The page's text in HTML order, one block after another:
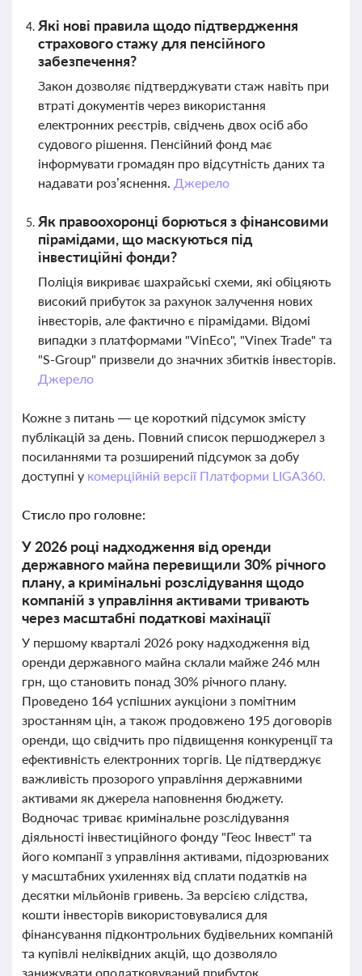
Які нові правила щодо підтвердження
страхового стажу для пенсійного
забезпечення?
Закон дозволяє підтверджувати стаж навіть при
втраті документів через використання
електронних реєстрів, свідчень двох осіб або
судового рішення. Пенсійний фонд має
інформувати громадян про відсутність даних та
надавати роз’яснення. Джерело
Як правоохоронці борються з фінансовими
пірамідами, що маскуються під
інвестиційні фонди?
Поліція викриває шахрайські схеми, які обіцяють
високий прибуток за рахунок залучення нових
інвесторів, але фактично є пірамідами. Відомі
випадки з платформами "VinEco", "Vinex Trade" та
"S-Group" призвели до значних збитків інвесторів.
Джерело
Кожне з питань — це короткий підсумок змісту
публікацій за день. Повний список першоджерел з
посиланнями та розширений підсумок за добу
доступні у комерційній версії Платформи LIGA360.
Стисло про головне:
У 2026 році надходження від оренди
державного майна перевищили 30% річного
плану, а кримінальні розслідування щодо
компаній з управління активами тривають
через масштабні податкові махінації
У першому кварталі 2026 року надходження від
оренди державного майна склали майже 246 млн
грн, що становить понад 30% річного плану.
Проведено 164 успішних аукціони з помітним
зростанням цін, а також продовжено 195 договорів
оренди, що свідчить про підвищення конкуренції та
ефективність електронних торгів. Це підтверджує
важливість прозорого управління державними
активами як джерела наповнення бюджету.
Водночас триває кримінальне розслідування
діяльності інвестиційного фонду "Геос Інвест" та
його компанії з управління активами, підозрюваних
у масштабних ухиленнях від сплати податків на
десятки мільйонів гривень. За версією слідства,
кошти інвесторів використовувалися для
фінансування підконтрольних будівельних компаній
та купівлі неліквідних акцій, що дозволяло
занижувати оподатковуваний прибуток.